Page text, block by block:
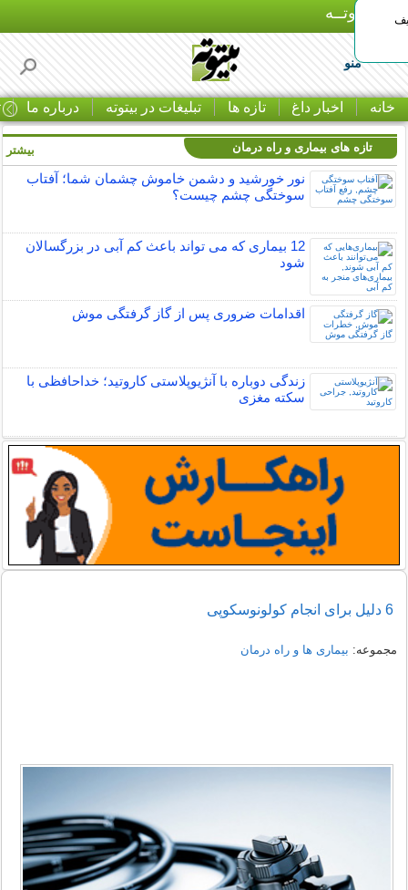
بـیتوتــه
منو
خانه اخبار داغ تازه ها تبلیغات در بیتوته درباره ما
تازه های بیماری و راه درمان
نور خورشید و دشمن خاموش چشمان شما؛ آفتاب
سوختگی چشم چیست؟
12 بیماری که می تواند باعث کم آبی در بزرگسالان
شود
اقدامات ضروری پس از گاز گرفتگی موش
زندگی دوباره با آنژیوپلاستی کاروتید؛ خداحافظی با
سکته مغزی
بیشتر
6 دلیل برای انجام کولونوسکوپی
مجموعه: بیماری ها و راه درمان